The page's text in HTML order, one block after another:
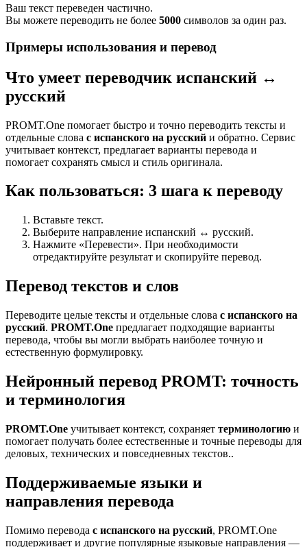
Ваш текст переведен частично.
Вы можете переводить не более 5000 символов за один раз.
Примеры использования и перевод
Что умеет переводчик испанский ↔
русский
PROMT.One помогает быстро и точно переводить тексты и
отдельные слова с испанского на русский и обратно. Сервис
учитывает контекст, предлагает варианты перевода и
помогает сохранять смысл и стиль оригинала.
Как пользоваться: 3 шага к переводу
Вставьте текст.
Выберите направление испанский ↔ русский.
Нажмите «Перевести». При необходимости
отредактируйте результат и скопируйте перевод.
Перевод текстов и слов
Переводите целые тексты и отдельные слова с испанского на
русский. PROMT.One предлагает подходящие варианты
перевода, чтобы вы могли выбрать наиболее точную и
естественную формулировку.
Нейронный перевод PROMT: точность
и терминология
PROMT.One учитывает контекст, сохраняет терминологию и
помогает получать более естественные и точные переводы для
деловых, технических и повседневных текстов..
Поддерживаемые языки и
направления перевода
Помимо перевода с испанского на русский, PROMT.One
поддерживает и другие популярные языковые направления —